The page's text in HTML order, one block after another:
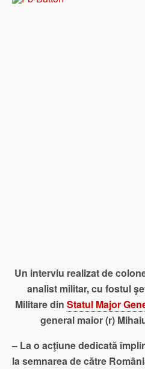
Un interviu realizat de
analist militar, cu fostul
Militare din Statul Major
general maior (r)
– La o acţiune dedicată
la semnarea de către